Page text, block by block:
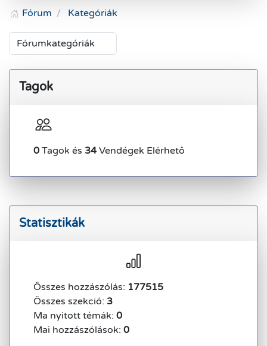
Fórum Kategóriák
Tagok
0 Tagok és 34Vendégek Elérhető
Statisztikák
Összes hozzászólás: 177515
Összes szekció: 3
Ma nyitott témák: 0
Mai hozzászólások: 0